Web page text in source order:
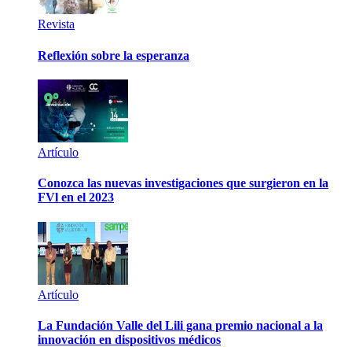
Revista
Reflexión sobre la esperanza
Artículo
Conozca las nuevas investigaciones que surgieron en la
FVl en el 2023
Artículo
La Fundación Valle del Lili gana premio nacional a la
innovación en dispositivos médicos